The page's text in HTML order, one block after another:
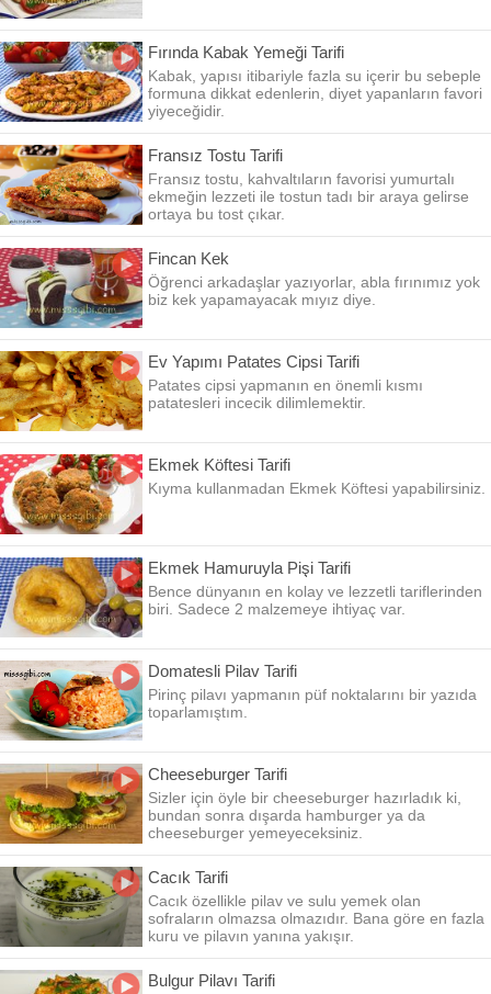
Fırında Kabak Yemeği Tarifi
Kabak, yapısı itibariyle fazla su içerir bu sebeple
formuna dikkat edenlerin, diyet yapanların favori
yiyeceğidir.
Fransız Tostu Tarifi
Fransız tostu, kahvaltıların favorisi yumurtalı
ekmeğin lezzeti ile tostun tadı bir araya gelirse
ortaya bu tost çıkar.
Fincan Kek
Öğrenci arkadaşlar yazıyorlar, abla fırınımız yok
biz kek yapamayacak mıyız diye.
Ev Yapımı Patates Cipsi Tarifi
Patates cipsi yapmanın en önemli kısmı
patatesleri incecik dilimlemektir.
Ekmek Köftesi Tarifi
Kıyma kullanmadan Ekmek Köftesi yapabilirsiniz.
Ekmek Hamuruyla Pişi Tarifi
Bence dünyanın en kolay ve lezzetli tariflerinden
biri. Sadece 2 malzemeye ihtiyaç var.
Domatesli Pilav Tarifi
Pirinç pilavı yapmanın püf noktalarını bir yazıda
toparlamıştım.
Cheeseburger Tarifi
Sizler için öyle bir cheeseburger hazırladık ki,
bundan sonra dışarda hamburger ya da
cheeseburger yemeyeceksiniz.
Cacık Tarifi
Cacık özellikle pilav ve sulu yemek olan
sofraların olmazsa olmazıdır. Bana göre en fazla
kuru ve pilavın yanına yakışır.
Bulgur Pilavı Tarifi